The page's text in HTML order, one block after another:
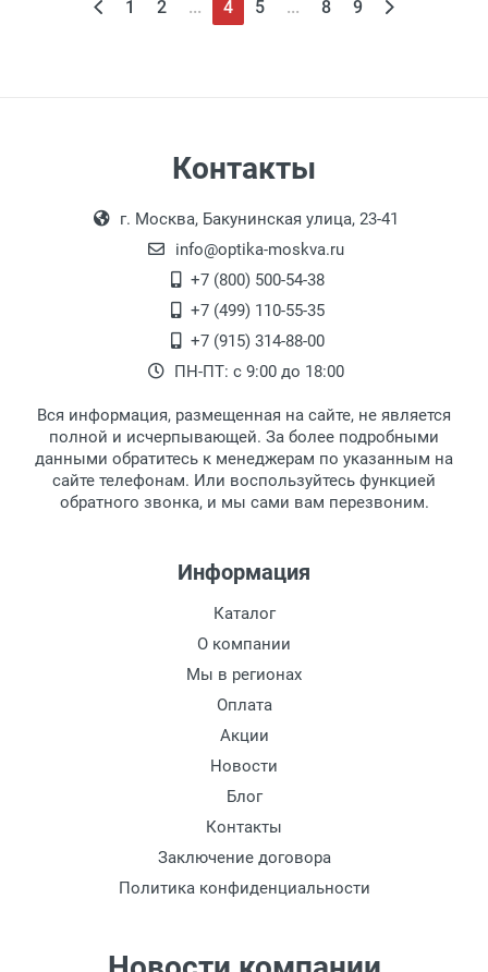
1 2 ... 4 5 ... 8 9
Контакты
г. Москва, Бакунинская улица, 23-41
info@optika-moskva.ru
+7 (800) 500-54-38
+7 (499) 110-55-35
+7 (915) 314-88-00
ПН-ПТ: с 9:00 до 18:00
Вся информация, размещенная на сайте, не является
полной и исчерпывающей. За более подробными
данными обратитесь к менеджерам по указанным на
сайте телефонам. Или воспользуйтесь функцией
обратного звонка, и мы сами вам перезвоним.
Информация
Каталог
О компании
Мы в регионах
Оплата
Акции
Новости
Блог
Контакты
Заключение договора
Политика конфиденциальности